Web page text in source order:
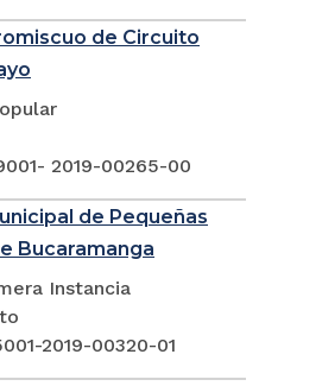
de Circuito
2019-00265-00
de Pequeñas
Bucaramanga
Instancia
2019-00320-01